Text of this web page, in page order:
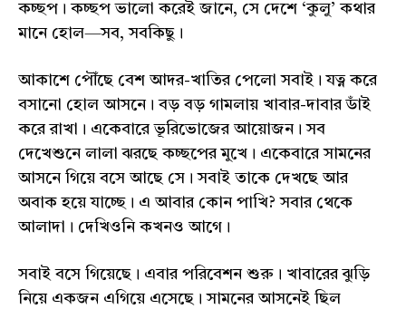
কচ্ছপ। কচ্ছপ ভালো করেই জানে, সে দেশে ‘কুলু’ কথার
মানে হোল—সব, সবকিছু।
আকাশে পৌঁছে বেশ আদর-খাতির পেলো সবাই। যত্ন করে
বসানো হোল আসনে। বড় বড় গামলায় খাবার-দাবার ডাঁই
করে রাখা। একেবারে ভূরিভোজের আয়োজন। সব
দেখেশুনে লালা ঝরছে কচ্ছপের মুখে। একেবারে সামনের
আসনে গিয়ে বসে আছে সে। সবাই তাকে দেখছে আর
অবাক হয়ে যাচ্ছে। এ আবার কোন পাখি? সবার থেকে
আলাদা। দেখিওনি কখনও আগে।
সবাই বসে গিয়েছে। এবার পরিবেশন শুরু। খাবারের ঝুড়ি
নিয়ে একজন এগিয়ে এসেছে। সামনের আসনেই ছিল